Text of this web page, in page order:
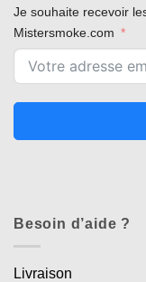
Je souhaite recevoir
Mistersmoke.com
Besoin d’aide ?
Livraison